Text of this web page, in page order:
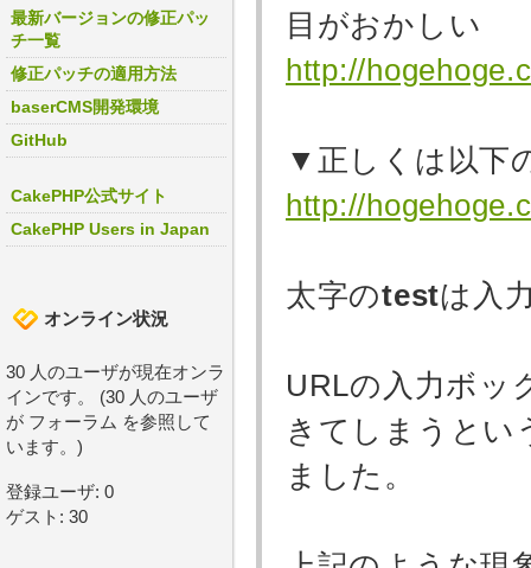
目がおかしい
http://
▼正しくは以下
http://
太字のtestは入
URLの入力ボッ
きてしまうとい
ました。
最新バージョンの修正パッ
チ一覧
修正パッチの適用方法
baserCMS開発環境
GitHub
CakePHP公式サイト
CakePHP Users in Japan
オンライン状況
30 人のユーザが現在オンラ
インです。 (30 人のユーザ
が フォーラム を参照して
います。)
登録ユーザ: 0
ゲスト: 30